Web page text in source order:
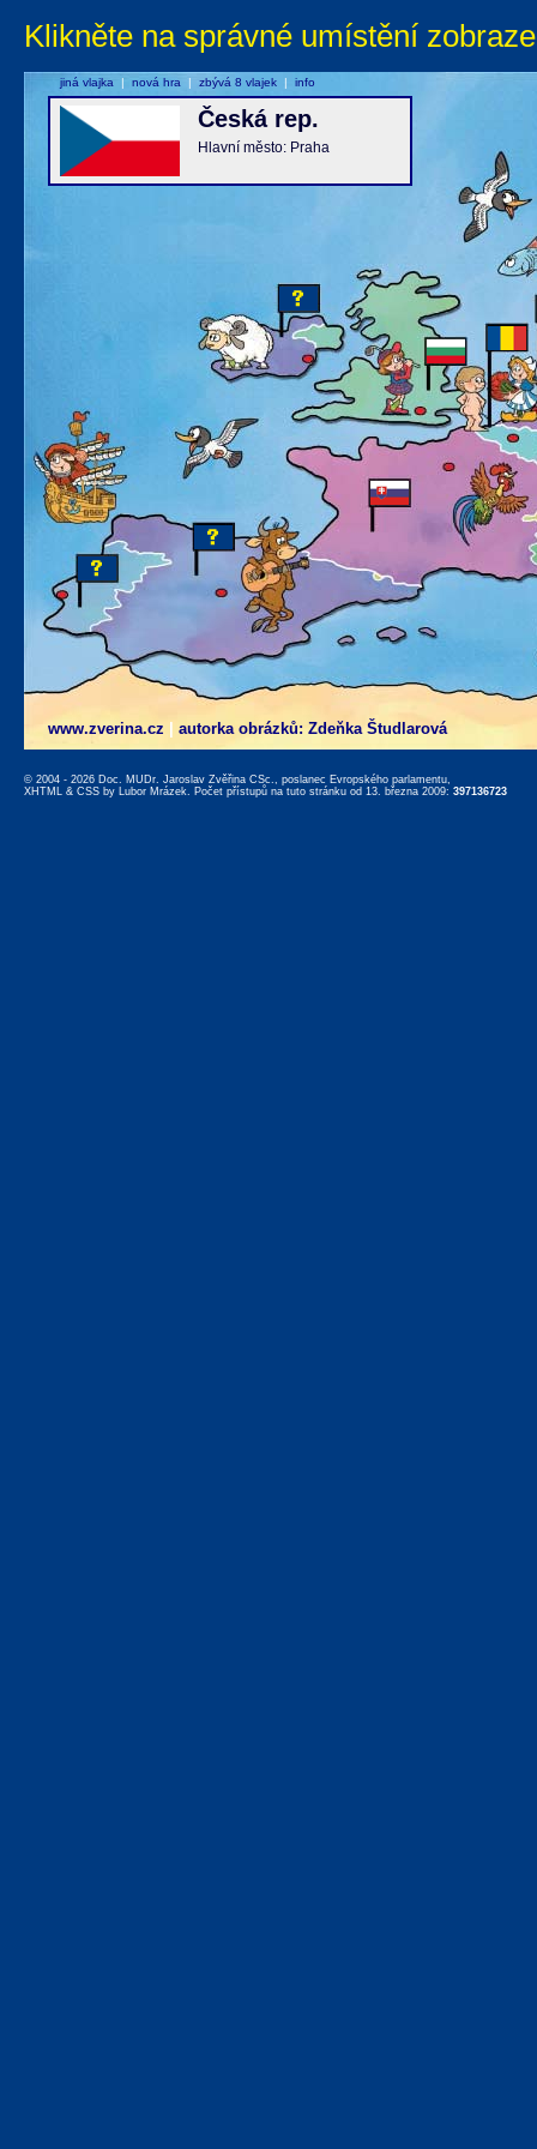
Klikněte na správné umístění
www.zverina.cz autorka obrázků: Zdeňka Študlarová
Česká rep.
Hlavní město: Praha
jiná vlajka | nová hra | zbývá 8 vlajek | info
© 2004 - 2026 Doc. MUDr. Jaroslav Zvěřina CSc., poslanec Evropského parlamentu,
XHTML & CSS by Lubor Mrázek. Počet přístupů na tuto stránku od 13. března 2009: 397136723